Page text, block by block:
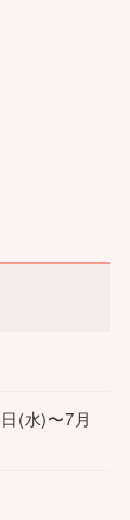
(水)〜7月